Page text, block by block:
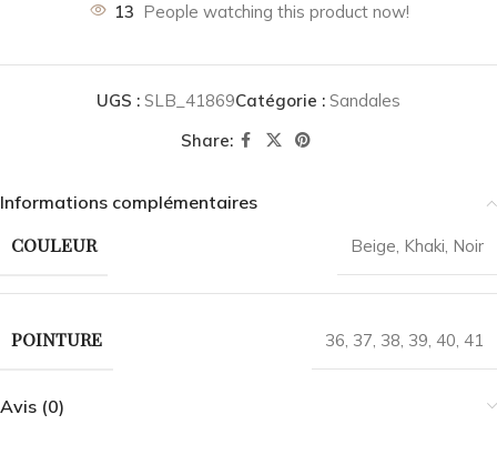
13 People watching this product now!
UGS : SLB_41869Catégorie : Sandales
Share:
Informations complémentaires
COULEUR Beige, Khaki, Noir
POINTURE 36, 37, 38, 39, 40, 41
Avis (0)